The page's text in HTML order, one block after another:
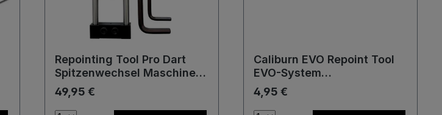
Repointing Tool Pro Dart
Spitzenwechsel Maschine
Repointer Werkzeug
49,95 €
Caliburn EVO Repoint Tool
EVO-System
Wechselspitzen
4,95 €